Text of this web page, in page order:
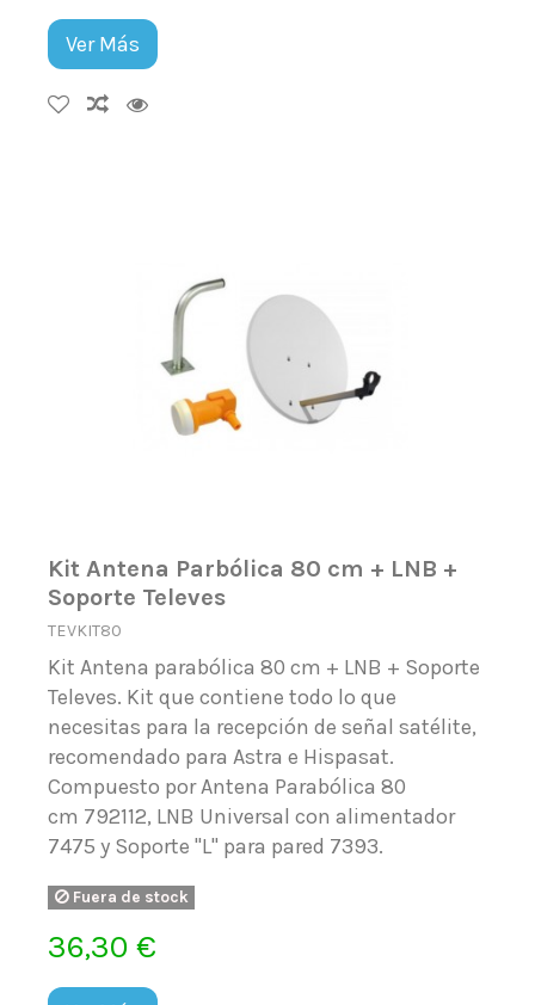
Ver Más
Kit Antena Parbólica 80 cm + LNB +
Soporte Televes
TEVKIT80
Kit Antena parabólica 80 cm + LNB + Soporte
Televes. Kit que contiene todo lo que
necesitas para la recepción de señal satélite,
recomendado para Astra e Hispasat.
Compuesto por Antena Parabólica 80
cm 792112, LNB Universal con alimentador
7475 y Soporte "L" para pared 7393.
Fuera de stock
36,30 €